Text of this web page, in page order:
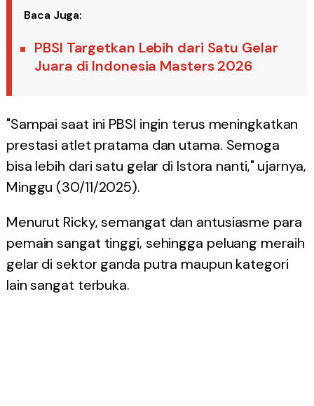
Baca Juga:
PBSI Targetkan Lebih dari Satu Gelar
Juara di Indonesia Masters 2026
"Sampai saat ini PBSI ingin terus meningkatkan
prestasi atlet pratama dan utama. Semoga
bisa lebih dari satu gelar di Istora nanti," ujarnya,
Minggu (30/11/2025).
Menurut Ricky, semangat dan antusiasme para
pemain sangat tinggi, sehingga peluang meraih
gelar di sektor ganda putra maupun kategori
lain sangat terbuka.